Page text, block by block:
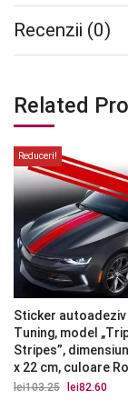
Recenzii (0)
Related
Reduceri!
Sticker autoadeziv
Tuning, model
Stripes”,
x 22 cm, culoare
lei103.25
Prețul
lei82.60